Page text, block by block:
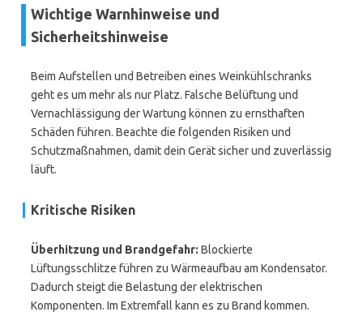
Wichtige Warnhinweise und
Sicherheitshinweise
Beim Aufstellen und Betreiben eines Weinkühlschranks
geht es um mehr als nur Platz. Falsche Belüftung und
Vernachlässigung der Wartung können zu ernsthaften
Schäden führen. Beachte die folgenden Risiken und
Schutzmaßnahmen, damit dein Gerät sicher und zuverlässig
läuft.
Kritische Risiken
Überhitzung und Brandgefahr: Blockierte
Lüftungsschlitze führen zu Wärmeaufbau am Kondensator.
Dadurch steigt die Belastung der elektrischen
Komponenten. Im Extremfall kann es zu Brand kommen.